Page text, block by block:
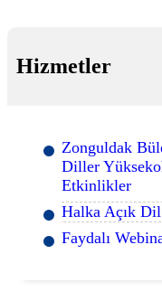
Hizmetler
Zonguldak
Diller
Etkinlikler
Halka Açık
Faydalı